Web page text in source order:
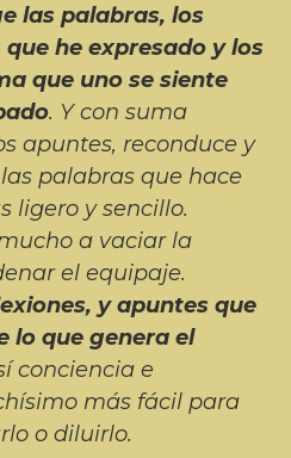
las palabras, los
he expresado y los
que uno se siente
. Y con suma
apuntes, reconduce y
palabras que hace
ligero y sencillo.
a vaciar la
el equipaje.
y apuntes que
lo que genera el
conciencia e
más fácil para
o diluirlo.